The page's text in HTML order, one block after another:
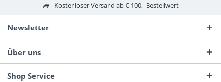
Kostenloser Versand ab € 100,- Bestellwert
Newsletter
Über uns
Shop Service